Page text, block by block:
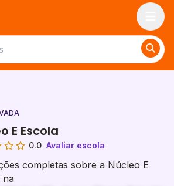
E Escola
0.0 Avaliar escola
completas sobre a Núcleo E
na